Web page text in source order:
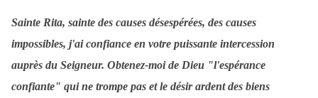
Sainte Rita, sainte des causes désespérées, des causes
impossibles, j'ai confiance en votre puissante intercession
auprès du Seigneur. Obtenez-moi de Dieu "l'espérance
confiante" qui ne trompe pas et le désir ardent des biens